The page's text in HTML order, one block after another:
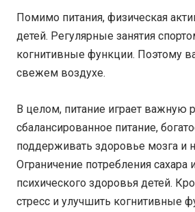
Помимо питания, физическая
детей. Регулярные занятия
когнитивные функции. Поэтому
свежем воздухе.
В целом, питание играет важную
сбалансированное питание,
поддерживать здоровье мозга и
Ограничение потребления
психического здоровья детей.
стресс и улучшить когнитивные